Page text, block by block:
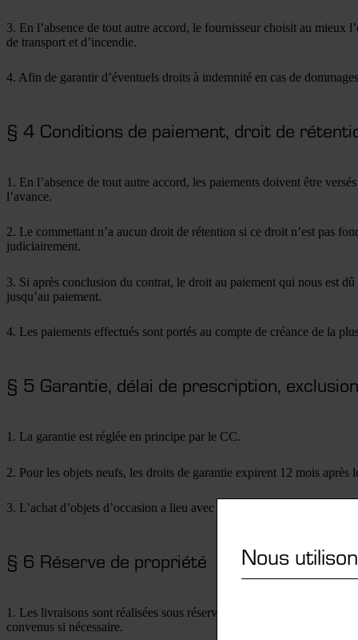
Nous
3. En l’absence de tout autre accord, le fournisseur choisit au mieux
de transport et d’incendie.
4. Afin de garantir d’éventuels droits à indemnité en cas de
§ 4 Conditions de paiement, droit de
1. En l’absence de tout autre accord, les paiements doivent être
l’avance.
2. Le commettant n’a aucun droit de rétention si ce droit n’est pas
judiciairement.
3. Si après conclusion du contrat, le droit au paiement qui nous est
jusqu’au paiement.
4. Les paiements effectués sont portés au compte de créance de la
§ 5 Garantie, délai de prescription,
1. La garantie est réglée en principe par le CC.
2. Pour les objets neufs, les droits de garantie expirent 12 mois après
3. L’achat d’objets d’occasion a lieu avec exclusion de toute garantie.
§ 6 Réserve de propriété
1. Les livraisons sont réalisées sous réserve de propriété, y compris
convenus si nécessaire.